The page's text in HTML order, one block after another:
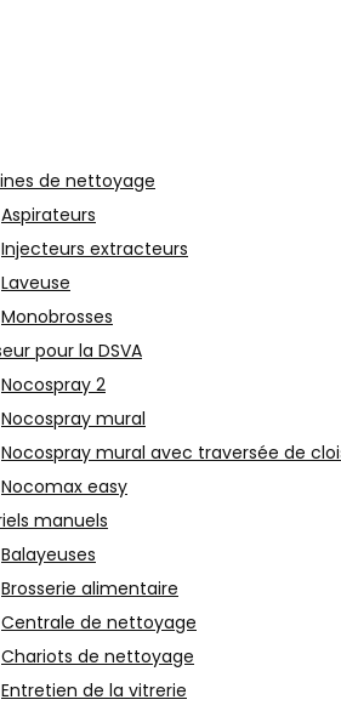
de nettoyage
Aspirateurs
Injecteurs extracteurs
Laveuse
Monobrosses
pour la DSVA
Nocospray 2
Nocospray mural
Nocospray mural avec traversée de
Nocomax easy
manuels
Balayeuses
Brosserie alimentaire
Centrale de nettoyage
Chariots de nettoyage
Entretien de la vitrerie